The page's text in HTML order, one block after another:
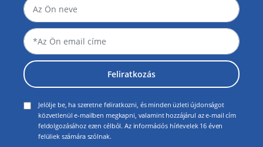
Feliratkozás
Jelölje be, ha szeretne feliratkozni, és minden üzleti újdonságot
közvetlenül e-mailben megkapni, valamint hozzájárul az e-mail cím
feldolgozásához ezen célból. Az információs hírlevelek 16 éven
felüliek számára szólnak.